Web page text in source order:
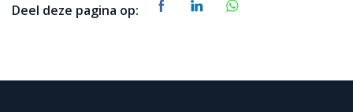
Deel deze pagina op: